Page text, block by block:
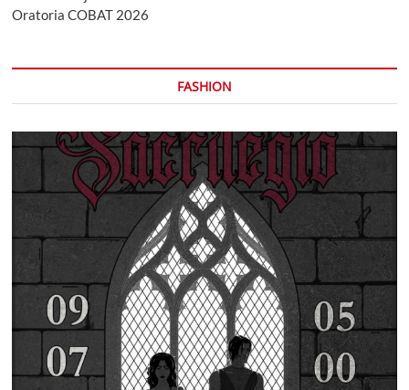
Oratoria COBAT 2026
FASHION